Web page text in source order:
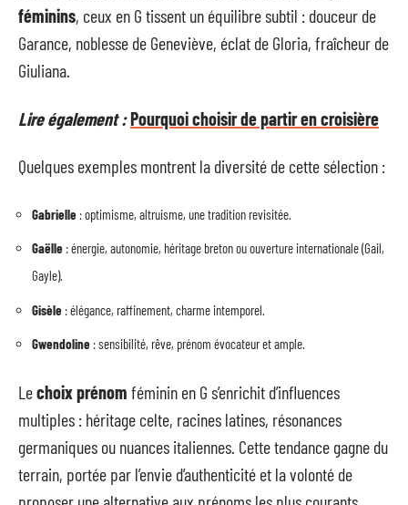
féminins, ceux en G tissent un équilibre subtil : douceur de
Garance, noblesse de Geneviève, éclat de Gloria, fraîcheur de
Giuliana.
Lire également :Pourquoi choisir de partir en croisière
Quelques exemples montrent la diversité de cette sélection :
Gabrielle : optimisme, altruisme, une tradition revisitée.
Gaëlle : énergie, autonomie, héritage breton ou ouverture internationale (Gail,
Gayle).
Gisèle : élégance, raffinement, charme intemporel.
Gwendoline : sensibilité, rêve, prénom évocateur et ample.
Lechoix prénom féminin en G s’enrichit d’influences
multiples : héritage celte, racines latines, résonances
germaniques ou nuances italiennes. Cette tendance gagne du
terrain, portée par l’envie d’authenticité et la volonté de